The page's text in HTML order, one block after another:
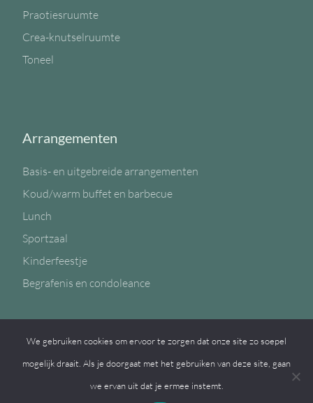
Praotiesruumte
Crea-knutselruumte
Toneel
Arrangementen
Basis- en uitgebreide arrangementen
Koud/warm buffet en barbecue
Lunch
Sportzaal
Kinderfeestje
Begrafenis en condoleance
Volg ons op
We gebruiken cookies om ervoor te zorgen dat onze site zo soepel
mogelijk draait. Als je doorgaat met het gebruiken van deze site, gaan
we ervan uit dat je ermee instemt.